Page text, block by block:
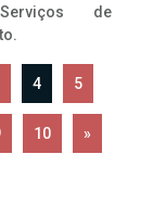
de
4 5
10 »